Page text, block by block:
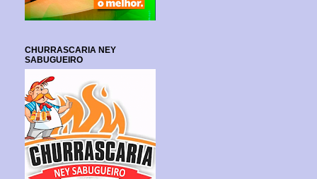
CHURRASCARIA NEY
SABUGUEIRO